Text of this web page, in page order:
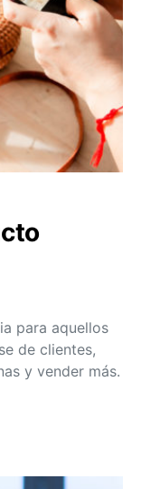
para aquellos
de clientes,
y vender más.